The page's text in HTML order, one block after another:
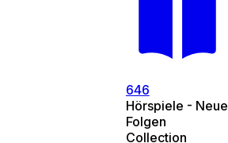
646
Hörspiele - Neue
Folgen
Collection